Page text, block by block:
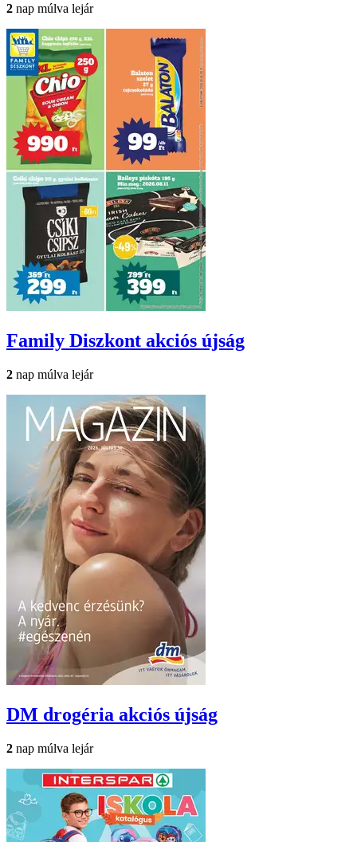
2 nap múlva lejár
Family Diszkont akciós újság
2 nap múlva lejár
DM drogéria akciós újság
2 nap múlva lejár